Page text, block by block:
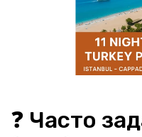
❓ Часто